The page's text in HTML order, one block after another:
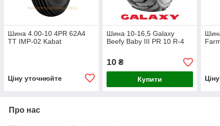
Шина 4.00-10 4PR 62A4
TT IMP-02 Kabat
Ціну уточнюйте
Шина 10-16,5 Galaxy
Beefy Baby III PR 10 R-4
10₴
Купити
Про нас